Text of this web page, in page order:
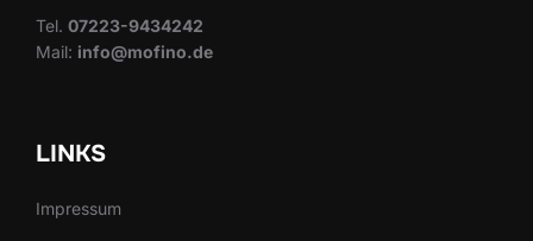
Tel. 07223-9434242
Mail: info@mofino.de
LINKS
Impressum